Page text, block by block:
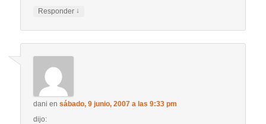
Responder ↓
dani ensábado, 9 junio, 2007 a las 9:33 pm
dijo: